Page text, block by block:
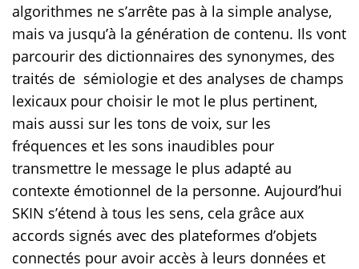
algorithmes ne s’arrête pas à la simple analyse,
mais va jusqu’à la génération de contenu. Ils vont
parcourir des dictionnaires des synonymes, des
traités de sémiologie et des analyses de champs
lexicaux pour choisir le mot le plus pertinent,
mais aussi sur les tons de voix, sur les
fréquences et les sons inaudibles pour
transmettre le message le plus adapté au
contexte émotionnel de la personne. Aujourd’hui
SKIN s’étend à tous les sens, cela grâce aux
accords signés avec des plateformes d’objets
connectés pour avoir accès à leurs données et